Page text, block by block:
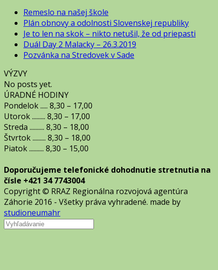
Remeslo na našej škole
Plán obnovy a odolnosti Slovenskej republiky
Je to len na skok – nikto netušil, že od priepasti
Duál Day 2 Malacky – 26.3.2019
Pozvánka na Stredovek v Sade
VÝZVY
No posts yet.
ÚRADNÉ HODINY
Pondelok ..... 8,30 – 17,00
Utorok ......... 8,30 – 17,00
Streda .......... 8,30 – 18,00
Štvrtok ......... 8,30 – 18,00
Piatok .......... 8,30 – 15,00
Doporučujeme telefonické dohodnutie stretnutia na
čísle +421 34 7743004
Copyright © RRAZ Regionálna rozvojová agentúra
Záhorie 2016 - Všetky práva vyhradené. made by
studioneumahr